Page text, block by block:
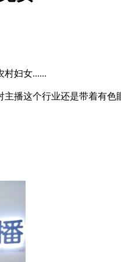
村妇女......
播这个行业还是带着有色